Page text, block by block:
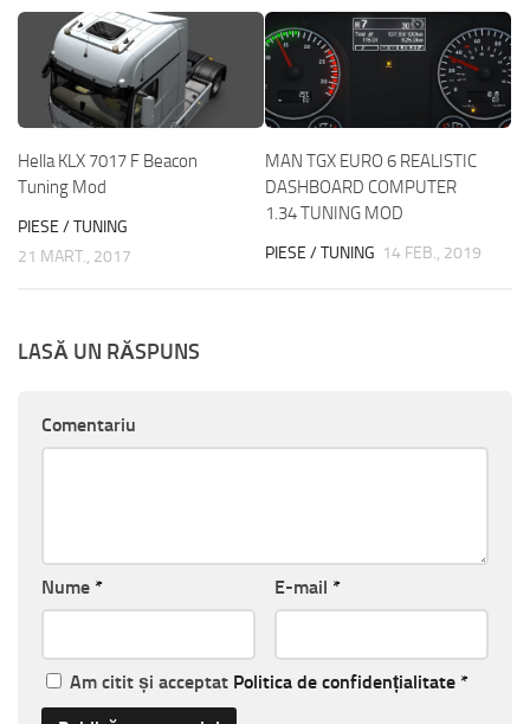
Hella KLX 7017 F Beacon
Tuning Mod
PIESE / TUNING
21 MART., 2017
MAN TGX EURO 6 REALISTIC
DASHBOARD COMPUTER
1.34 TUNING MOD
PIESE / TUNING 14 FEB., 2019
LASĂ UN RĂSPUNS
Comentariu
Nume * E-mail *
Am citit și acceptat Politica de confidențialitate *